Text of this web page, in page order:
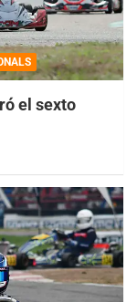
el sexto